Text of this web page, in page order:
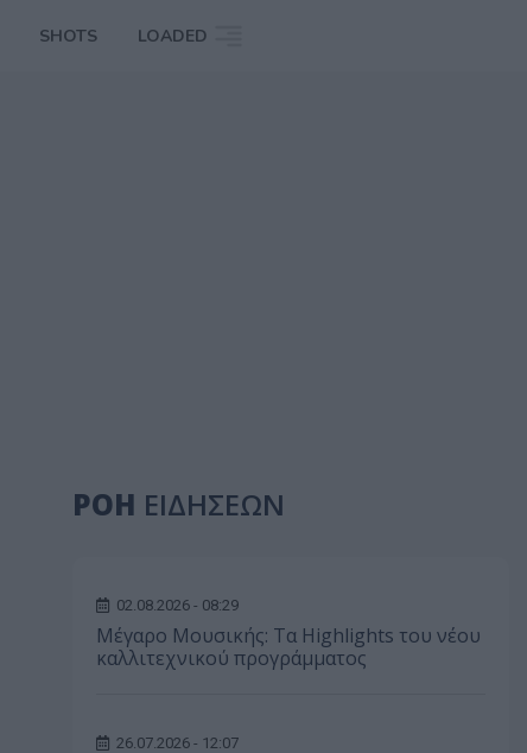
SHOTS LOADED
ΡΟΗ ΕΙΔΗΣΕΩΝ
02.08.2026 - 08:29
Μέγαρο Μουσικής: Τα Highlights του νέου
καλλιτεχνικού προγράμματος
26.07.2026 - 12:07